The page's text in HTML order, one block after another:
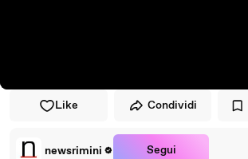
Like Condividi
newsrimini Segui